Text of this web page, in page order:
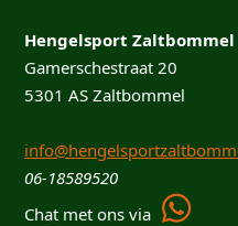
Hengelsport Zaltbommel
Gamerschestraat 20
5301 AS Zaltbommel
06-18589520
Chat met ons via